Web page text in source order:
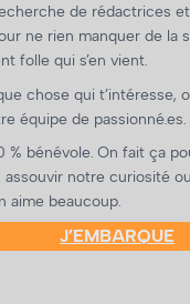
de rédactrices
ne rien manquer de la
folle qui s’en vient.
chose qui t’intéresse,
équipe de passionné.es.
% bénévole. On fait ça
assouvir notre curiosité
aime beaucoup.
J’EMBARQUE